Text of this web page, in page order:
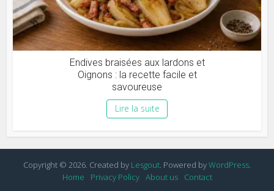
Endives braisées aux lardons et
Oignons : la recette facile et
savoureuse
Lire la suite
Copyright © 2026. Created by Lesgout. Powered byWordPress.
Home
Privacy Policy About us Contact